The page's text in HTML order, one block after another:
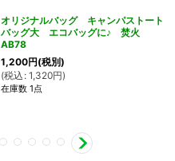
オリジナルバッグ キャンパストート
バッグ大 エコバッグに♪ 焚火
AB78
1,200円(税別)
(税込 : 1,320円)
在庫数 1点